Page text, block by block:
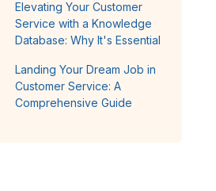
Elevating Your Customer
Service with a Knowledge
Database: Why It's Essential
Landing Your Dream Job in
Customer Service: A
Comprehensive Guide